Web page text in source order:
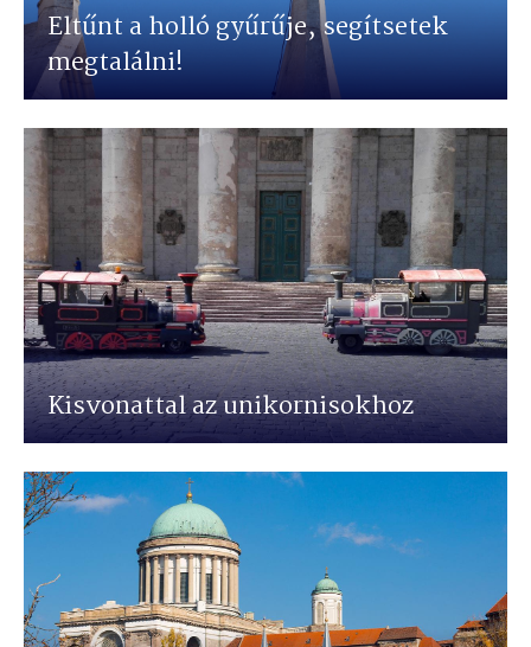
Eltűnt a holló gyűrűje, segítsetek
megtalálni!
Kisvonattal az unikornisokhoz